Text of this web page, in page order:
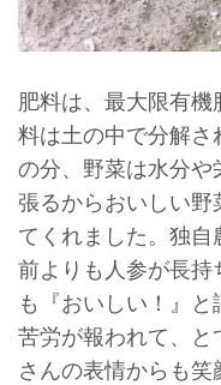
肥料は、最大限有
料は土の中で分解さ
の分、野菜は水分や
張るからおいしい野
てくれました。独
前よりも人参が長持
も『おいしい！』
苦労が報われて、
さんの表情からも笑